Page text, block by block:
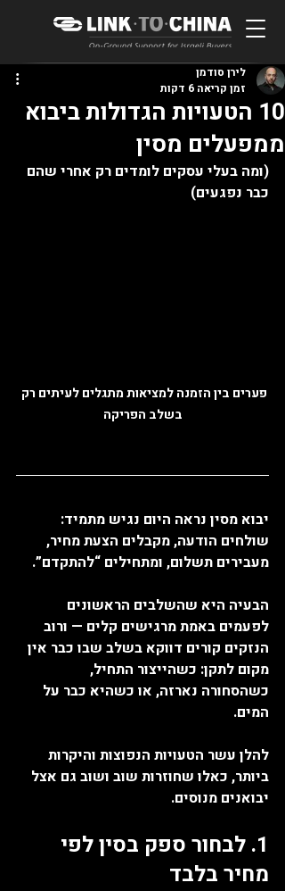
10 הטעויות הגדולות ביבוא
ממפעלים מסין
לירן סודמן
זמן קריאה 6 דקות
(ומה בעלי עסקים לומדים רק אחרי שהם
כבר נפגעים)
פערים בין הזמנה למציאות מתגלים לעיתים רק
בשלב הפריקה
יבוא מסין נראה היום נגיש מתמיד:
שולחים הודעה, מקבלים הצעת מחיר,
מעבירים תשלום, ומתחילים “להתקדם”.
הבעיה היא שהשלבים הראשונים
לפעמים באמת מרגישים קלים — ורוב
הנזקים קורים דווקא בשלב שבו כבר אין
מקום לתקן: כשהייצור התחיל,
כשהסחורה נארזה, או כשהיא כבר על
המים.
להלן עשר הטעויות הנפוצות והיקרות
ביותר, כאלו שחוזרות שוב ושוב גם אצל
יבואנים מנוסים.
1. לבחור ספק בסין לפי
מחיר בלבד